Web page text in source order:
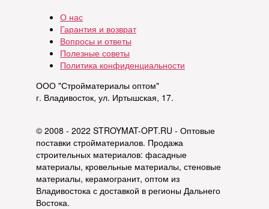
О нас
Гарантия и возврат
Вопросы и ответы
Полезные советы
Политика конфиденциальности
ООО "Стройматериалы оптом"
г. Владивосток, ул. Иртышская, 17.
© 2008 - 2022 STROYMAT-OPT.RU - Оптовые
поставки стройматериалов. Продажа
строительных материалов: фасадные
материалы, кровельные материалы, стеновые
материалы, керамогранит, оптом из
Владивостока с доставкой в регионы Дальнего
Востока.